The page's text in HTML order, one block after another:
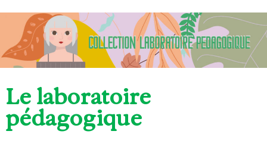
Le laboratoire
pédagogique